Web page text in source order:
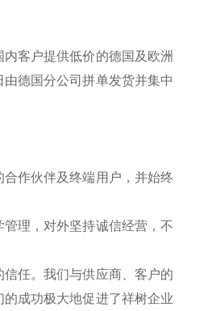
客户提供低价的德国及欧洲
德国分公司拼单发货并集中
作伙伴及终端用户，并始终
理，对外坚持诚信经营，不
任。我们与供应商、客户的
成功极大地促进了祥树企业